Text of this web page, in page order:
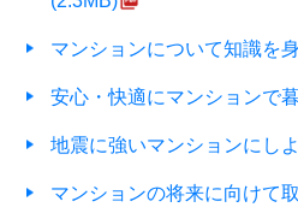
マンションについて知識を
安心・快適にマンションで
地震に強いマンションにし
マンションの将来に向けて